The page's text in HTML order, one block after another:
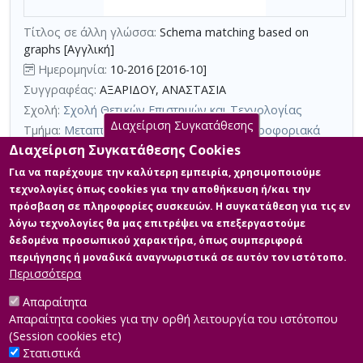
τη
χρήση
επιπλέον
κριτηρίων
αναζήτησης
Τίτλος σε άλλη γλώσσα: Schema matching based on
graphs [Αγγλική]
Ημερομηνία: 10-2016 [2016-10]
Συγγραφέας: ΑΞΑΡΙΔΟΥ, ΑΝΑΣΤΑΣΙΑ
Σχολή: Σχολή Θετικών Επιστημών και Τεχνολογίας
Τμήμα: Μεταπτυχιακή Εξειδίκευση στα Πληροφοριακά
Συστήματα (ΠΛΣ)
Περίληψη (Abstract):
Η εργασία μελετά το πρόβλημα
ταιριάσματος σχήματος με τη βοήθεια γράφων προτείνοντας μια
μεθοδολογία ταιριάσματος. Επικεντρώνεται στο γενικό αυτόματο
ταίριασμα μόνο-σχήματος, χωρίς στιγμιότυπα, που αποτελεί
μέχρι σήμερα ένα αλγοριθμικά άλυτο πρόβλημα.
Χρησιμοποιώντας το RDFS παράδειγμα για την αναπαράσταση
των σχημάτων, αναπτύσσουμε μια μεθοδολογία προσεγγιστικού
ταιριάσματος στοιχείων και δομής σ...
Διαχείριση Συγκατάθεσης
Διαχείριση Συγκατάθεσης Cookies
Για να παρέχουμε την καλύτερη εμπειρία, χρησιμοποιούμε
τεχνολογίες όπως cookies για την αποθήκευση ή/και την
πρόσβαση σε πληροφορίες συσκευών. Η συγκατάθεση για τις εν
λόγω τεχνολογίες θα μας επιτρέψει να επεξεργαστούμε
δεδομένα προσωπικού χαρακτήρα, όπως συμπεριφορά
περιήγησης ή μοναδικά αναγνωριστικά σε αυτόν τον ιστότοπο.
Περισσότερα
Απαραίτητα
Απαραίτητα cookies για την ορθή λειτουργία του ιστότοπου
(Session cookies etc)
Στατιστικά